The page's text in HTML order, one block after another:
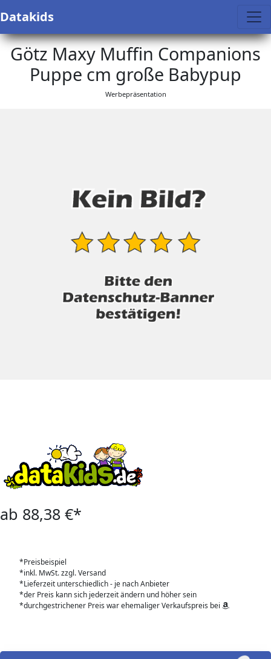
Datakids
Götz Maxy Muffin Companions
Puppe cm große Babypup
Werbepräsentation
ab 88,38 €*
*Preisbeispiel
*inkl. MwSt. zzgl. Versand
*Lieferzeit unterschiedlich - je nach Anbieter
*der Preis kann sich jederzeit ändern und höher sein
*durchgestrichener Preis war ehemaliger Verkaufspreis bei